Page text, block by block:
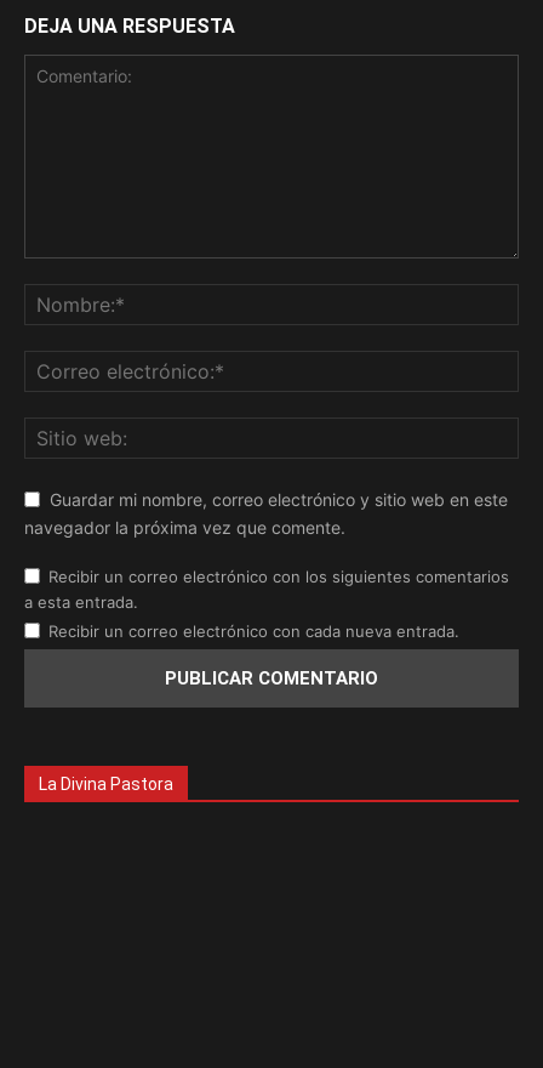
DEJA UNA RESPUESTA
Guardar mi nombre, correo electrónico y sitio web en este
navegador la próxima vez que comente.
Recibir un correo electrónico con los siguientes comentarios
a esta entrada.
Recibir un correo electrónico con cada nueva entrada.
La Divina Pastora